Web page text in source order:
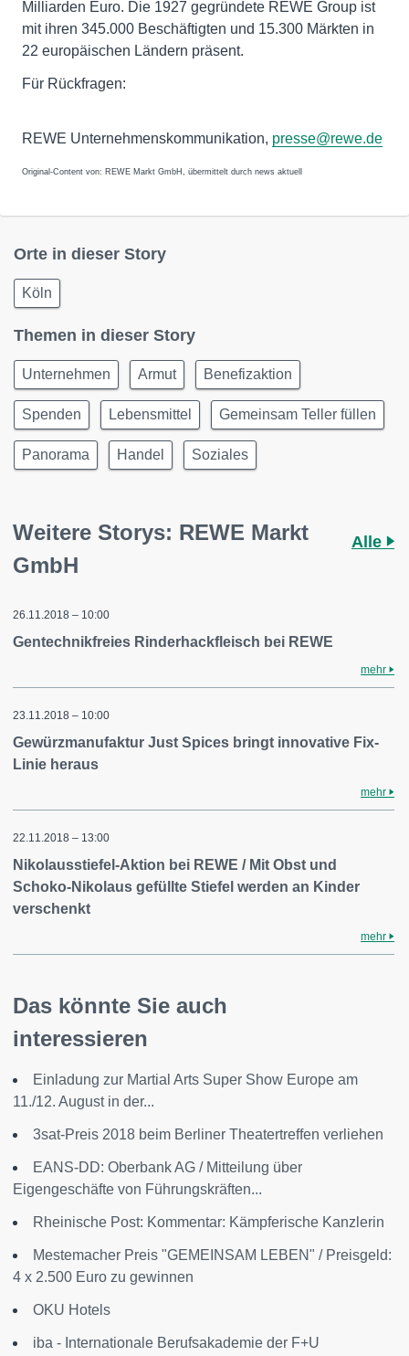
Milliarden Euro. Die 1927 gegründete REWE Group ist
mit ihren 345.000 Beschäftigten und 15.300 Märkten in
22 europäischen Ländern präsent.
Für Rückfragen:
REWE Unternehmenskommunikation, presse@rewe.de
Original-Content von: REWE Markt GmbH, übermittelt durch news aktuell
Orte in dieser Story
Köln
Themen in dieser Story
Unternehmen Armut Benefizaktion
Spenden Lebensmittel Gemeinsam Teller füllen
Panorama Handel Soziales
Weitere Storys: REWE Markt
GmbH
Alle
26.11.2018 – 10:00
Gentechnikfreies Rinderhackfleisch bei REWE
mehr
23.11.2018 – 10:00
Gewürzmanufaktur Just Spices bringt innovative Fix-
Linie heraus
mehr
22.11.2018 – 13:00
Nikolausstiefel-Aktion bei REWE / Mit Obst und
Schoko-Nikolaus gefüllte Stiefel werden an Kinder
verschenkt
mehr
Das könnte Sie auch
interessieren
Einladung zur Martial Arts Super Show Europe am
11./12. August in der...
3sat-Preis 2018 beim Berliner Theatertreffen verliehen
EANS-DD: Oberbank AG / Mitteilung über
Eigengeschäfte von Führungskräften...
Rheinische Post: Kommentar: Kämpferische Kanzlerin
Mestemacher Preis "GEMEINSAM LEBEN" / Preisgeld:
4 x 2.500 Euro zu gewinnen
OKU Hotels
iba - Internationale Berufsakademie der F+U